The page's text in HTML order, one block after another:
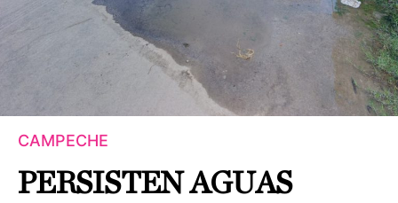
CAMPECHE
PERSISTEN AGUAS